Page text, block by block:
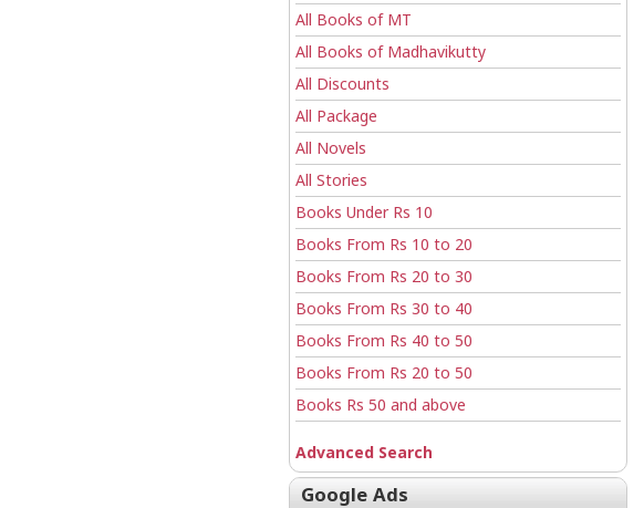
All Books of MT
All Books of Madhavikutty
All Discounts
All Package
All Novels
All Stories
Books Under Rs 10
Books From Rs 10 to 20
Books From Rs 20 to 30
Books From Rs 30 to 40
Books From Rs 40 to 50
Books From Rs 20 to 50
Books Rs 50 and above
Advanced Search
Google Ads